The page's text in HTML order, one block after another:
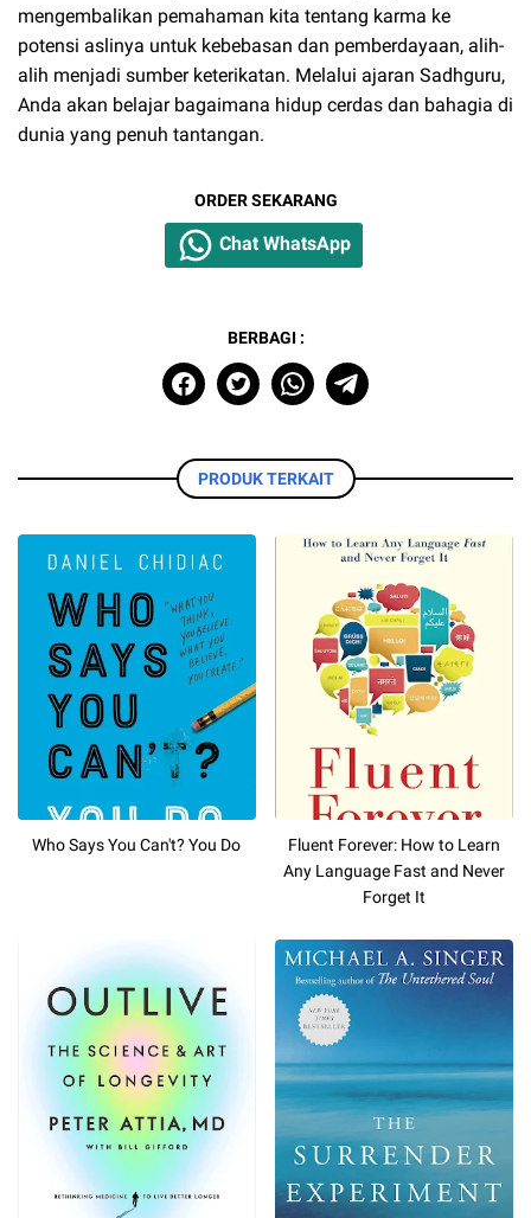
mengembalikan pemahaman kita tentang karma ke
potensi aslinya untuk kebebasan dan pemberdayaan, alih-
alih menjadi sumber keterikatan. Melalui ajaran Sadhguru,
Anda akan belajar bagaimana hidup cerdas dan bahagia di
dunia yang penuh tantangan.
ORDER SEKARANG
Chat WhatsApp
BERBAGI :
PRODUK TERKAIT
Who Says You Can't? You Do
Fluent Forever: How to Learn
Any Language Fast and Never
Forget It